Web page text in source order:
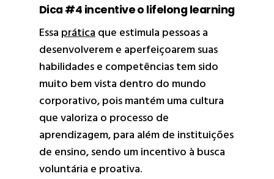
Dica #4 incentive o lifelong learning
Essa práticaque estimula pessoas a
desenvolverem e aperfeiçoarem suas
habilidades e competências tem sido
muito bem vista dentro do mundo
corporativo, pois mantém uma cultura
que valoriza o processo de
aprendizagem, para além de instituições
de ensino, sendo um incentivo à busca
voluntária e proativa.